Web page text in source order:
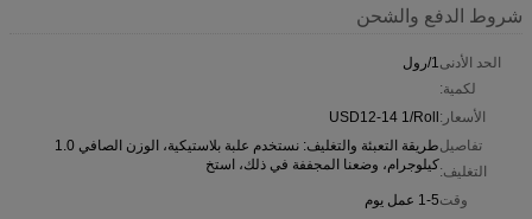
شروط الدفع والشحن
الحد الأدنى
لكمية:
1/رول
الأسعار:USD12-14 1/Roll
تفاصيل
التغليف:
طريقة التعبئة والتغليف: نستخدم علبة بلاستيكية، الوزن الصافي 1.0
كيلوجرام، وضعنا المجففة في ذلك، استخ
وقت1-5 عمل يوم